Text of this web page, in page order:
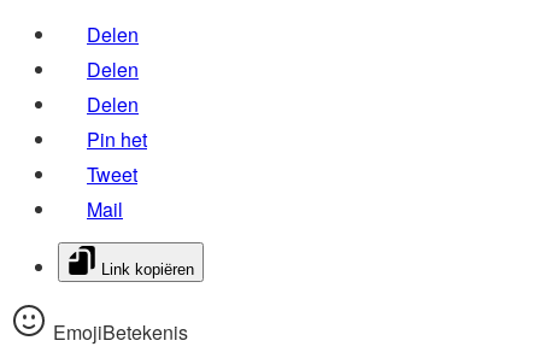
Delen
Delen
Delen
Pin het
Tweet
Mail
Link kopiëren
EmojiBetekenis